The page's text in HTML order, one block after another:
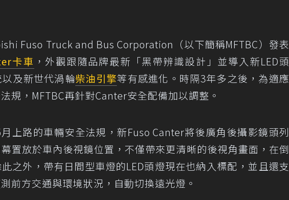
Fuso Truck and Bus Corporation（以下簡稱MFTBC）發表
卡車 ，外觀跟隨品牌最新「黑帶辨識設計」並導入新LED頭
及新世代渦輪柴油引擎等有感進化。時隔3年多之後，為適應
規，MFTBC再針對Canter安全配備加以調整。
上路的車輛安全法規，新Fuso Canter將後廣角後攝影鏡頭列
置放於車內後視鏡位置，不僅帶來更清晰的後視角畫面，在倒
之外，帶有日間型車燈的LED頭燈現在也納入標配，並且還支
前方交通與環境狀況，自動切換遠光燈。